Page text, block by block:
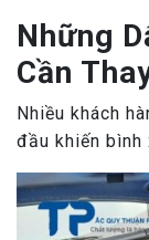
Những
Cần
Nhiều khách
đầu khiến bình